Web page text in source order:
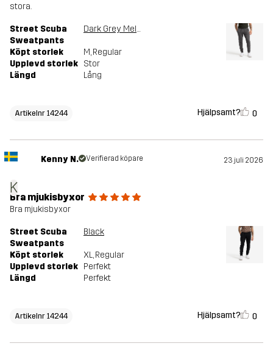
stora.
Street Scuba
Sweatpants
Dark Grey Melange
Köpt storlek M, Regular
Upplevd storlek Stor
Längd
Lång
Artikelnr 14244 Hjälpsamt? 0
K
Kenny N. Verifierad köpare 23 juli 2026
Bra mjukisbyxor
Bra mjukisbyxor
Street Scuba
Sweatpants
Black
Köpt storlek XL, Regular
Upplevd storlek Perfekt
Längd
Perfekt
Artikelnr 14244 Hjälpsamt? 0